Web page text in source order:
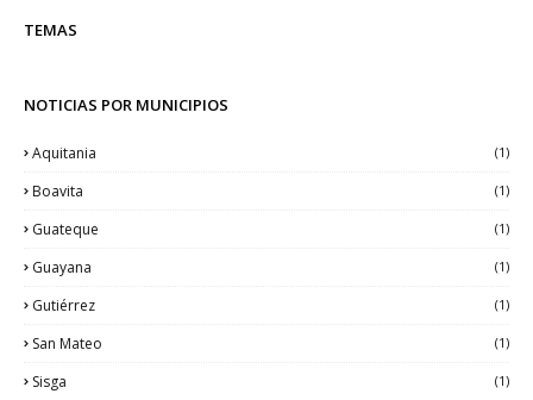
TEMAS
NOTICIAS POR MUNICIPIOS
Aquitania (1)
Boavita (1)
Guateque (1)
Guayana (1)
Gutiérrez (1)
San Mateo (1)
Sisga (1)